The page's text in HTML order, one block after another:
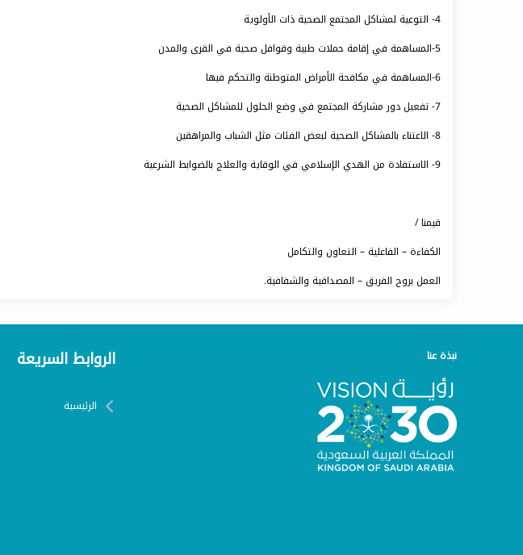
4- التوعية لمشاكل المجتمع الصحية ذات الأولوية
5-المساهمة في إقامة حملات طبية وقوافل صحية في القرى والمدن
6-المساهمة في مكافحة الأمراض المتوطنة والتحكم فيها
7- تفعيل دور مشاركة المجتمع في وضع الحلول للمشاكل الصحية
8- الاعتناء بالمشاكل الصحية لبعض الفئات مثل الشباب والمراهقين
9- الاستفادة من الهدي الإسلامي في الوقاية والعلاج بالضوابط الشرعية
قيمنا /
الكفاءة – الفاعلية – التعاون والتكامل
العمل بروح الفريق – المصداقية والشفافية.
نبذة عنا الروابط السريعة
الرئيسية